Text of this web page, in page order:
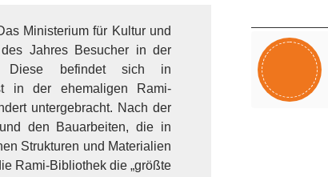
Ministerium für Kultur und
Jahres Besucher in der
Diese befindet sich in
in der ehemaligen Rami-
untergebracht. Nach der
den Bauarbeiten, die in
Strukturen und Materialien
Rami-Bibliothek die „größte